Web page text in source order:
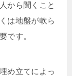
から聞くこと
は地盤が軟ら
です。
め立てによっ